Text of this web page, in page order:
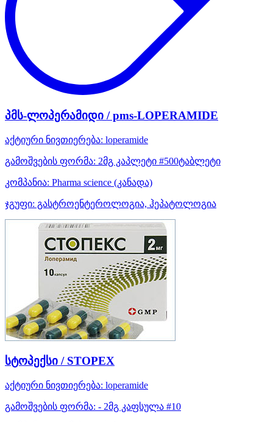
პმს-ლოპერამიდი / pms-LOPERAMIDE
აქტიური ნივთიერება: loperamide
გამოშვების ფორმა: 2მგ კაპლეტი #500ტაბლეტი
კომპანია: Pharma science (კანადა)
ჯგუფი: გასტროენტეროლოგია, ჰეპატოლოგია
სტოპექსი / STOPEX
აქტიური ნივთიერება: loperamide
გამოშვების ფორმა: - 2მგ კაფსულა #10